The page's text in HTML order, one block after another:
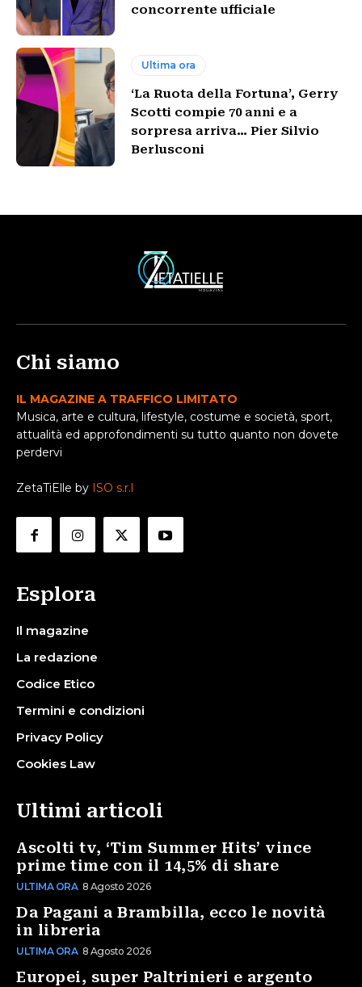
concorrente ufficiale
Ultima ora
‘La Ruota della Fortuna’, Gerry
Scotti compie 70 anni e a
sorpresa arriva… Pier Silvio
Berlusconi
Chi siamo
IL MAGAZINE A TRAFFICO LIMITATO
Musica, arte e cultura, lifestyle, costume e società, sport,
attualità ed approfondimenti su tutto quanto non dovete
perdervi
ZetaTiElle by ISO s.r.l
Esplora
Il magazine
La redazione
Codice Etico
Termini e condizioni
Privacy Policy
Cookies Law
Ultimi articoli
Ascolti tv, ‘Tim Summer Hits’ vince
prime time con il 14,5% di share
ULTIMA ORA 8 Agosto 2026
Da Pagani a Brambilla, ecco le novità
in libreria
ULTIMA ORA 8 Agosto 2026
Europei, super Paltrinieri e argento